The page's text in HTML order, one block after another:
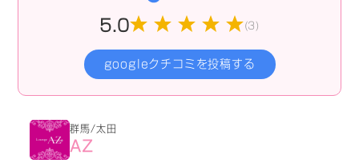
5.0 (3)
googleクチコミを投稿する
群馬/太田
AZ